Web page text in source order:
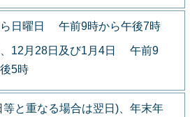
ら日曜日 午前9時から午後7時
12月28日及び1月4日 午前9
5時
等と重なる場合は翌日)、年末年